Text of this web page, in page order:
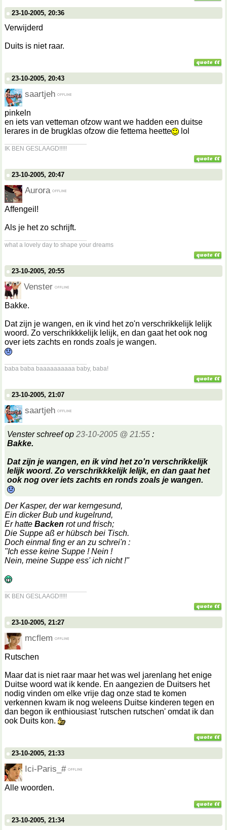
23-10-2005, 20:36
Verwijderd
Duits is niet raar.
23-10-2005, 20:43
saartjeh
pinkeln
en iets van vetteman ofzow want we hadden een duitse
lerares in de brugklas ofzow die fettema heette
lol
IK BEN GESLAAGD!!!!!
23-10-2005, 20:47
Aurora
Affengeil!
Als je het zo schrijft.
what a lovely day to shape your dreams
23-10-2005, 20:55
Venster
Bakke.
Dat zijn je wangen, en ik vind het zo'n verschrikkelijk lelijk
woord. Zo verschrikkkelijk lelijk, en dan gaat het ook nog
over iets zachts en ronds zoals je wangen.
baba baba baaaaaaaaaa baby, baba!
23-10-2005, 21:07
saartjeh
Venster schreef op 23-10-2005 @ 21:55 :
Bakke.
Dat zijn je wangen, en ik vind het zo'n verschrikkelijk
lelijk woord. Zo verschrikkkelijk lelijk, en dan gaat het
ook nog over iets zachts en ronds zoals je wangen.
Der Kasper, der war kerngesund,
Ein dicker Bub und kugelrund,
Er hatte Backen rot und frisch;
Die Suppe aß er hübsch bei Tisch.
Doch einmal fing er an zu schrei'n :
"Ich esse keine Suppe ! Nein !
Nein, meine Suppe ess' ich nicht !"
IK BEN GESLAAGD!!!!!
23-10-2005, 21:27
mcflem
Rutschen
Maar dat is niet raar maar het was wel jarenlang het enige
Duitse woord wat ik kende. En aangezien de Duitsers het
nodig vinden om elke vrije dag onze stad te komen
verkennen kwam ik nog weleens Duitse kinderen tegen en
dan begon ik enthiousiast 'rutschen rutschen' omdat ik dan
ook Duits kon.
23-10-2005, 21:33
Ici-Paris_#
Alle woorden.
23-10-2005, 21:34